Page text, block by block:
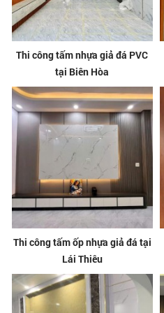
Thi công tấm nhựa giả đá PVC
tại Biên Hòa
Thi công tấm ốp nhựa giả đá tại
Lái Thiêu